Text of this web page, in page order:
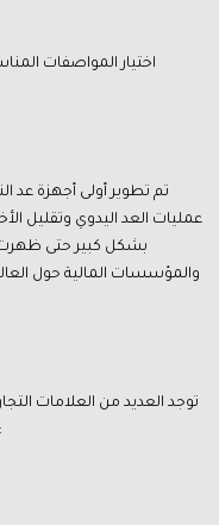
اختيار المواصفات
تم تطوير أولى أجهزة عد
عمليات العد اليدوي وتقليل
بشكل كبير حتى ظهرت
والمؤسسات المالية حول
توجد العديد من العلامات
يعتمد على احتياجاتك الفعلية. من أشهر الأنواع: